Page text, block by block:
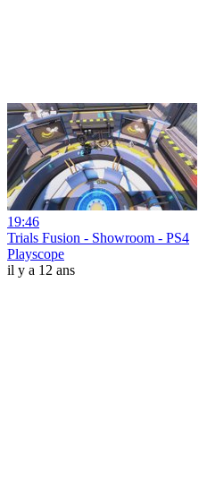
19:46
Trials Fusion - Showroom - PS4
Playscope
il y a 12 ans